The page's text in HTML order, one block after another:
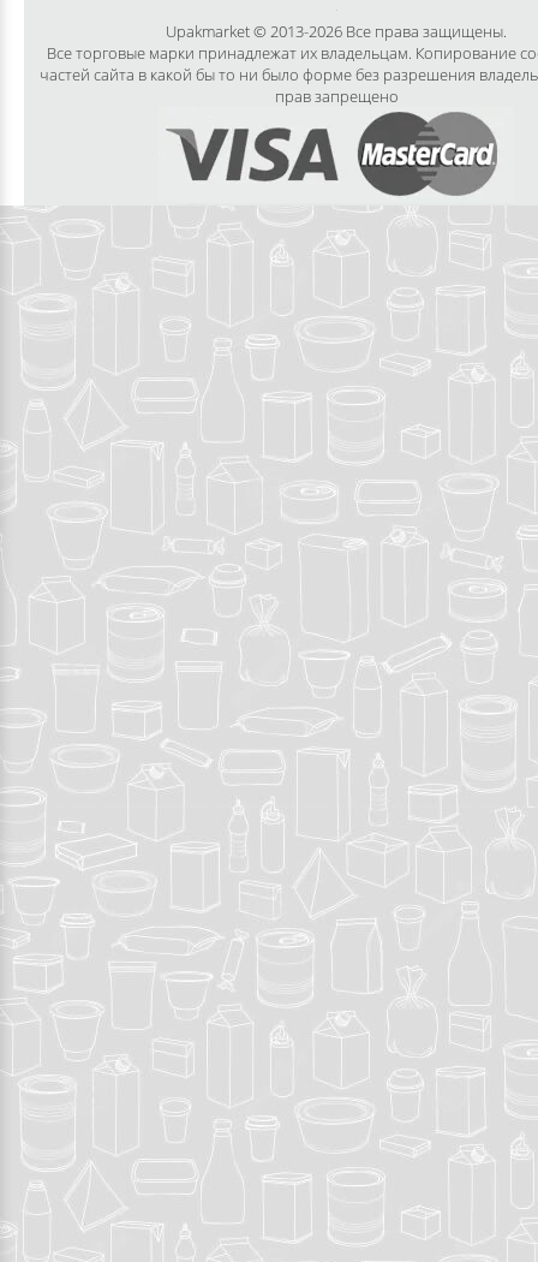
Upakmarket © 2013-2026 Все права защищены.
Все торговые марки принадлежат их владельцам. Копирование
частей сайта в какой бы то ни было форме без разрешения
прав запрещено